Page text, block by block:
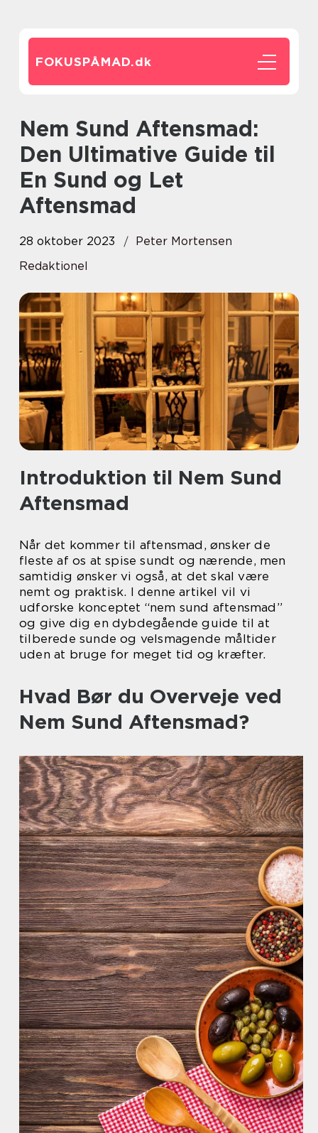
FOKUSPÅMAD.dk
Nem Sund Aftensmad:
Den Ultimative Guide til
En Sund og Let
Aftensmad
28 oktober 2023
Peter Mortensen
Redaktionel
Introduktion til Nem Sund
Aftensmad
Når det kommer til aftensmad, ønsker de
fleste af os at spise sundt og nærende, men
samtidig ønsker vi også, at det skal være
nemt og praktisk. I denne artikel vil vi
udforske konceptet “nem sund aftensmad”
og give dig en dybdegående guide til at
tilberede sunde og velsmagende måltider
uden at bruge for meget tid og kræfter.
Hvad Bør du Overveje ved
Nem Sund Aftensmad?